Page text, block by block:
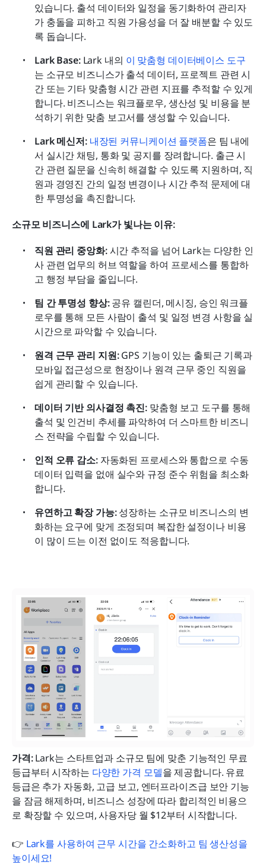
있습니다. 출석 데이터와 일정을 동기화하여 관리자
가 충돌을 피하고 직원 가용성을 더 잘 배분할 수 있도
록 돕습니다.
Lark Base: Lark 내의 이 맞춤형 데이터베이스 도구
는 소규모 비즈니스가 출석 데이터, 프로젝트 관련 시
간 또는 기타 맞춤형 시간 관련 지표를 추적할 수 있게
합니다. 비즈니스는 워크플로우, 생산성 및 비용을 분
석하기 위한 맞춤 보고서를 생성할 수 있습니다.
Lark 메신저: 내장된 커뮤니케이션 플랫폼은 팀 내에
서 실시간 채팅, 통화 및 공지를 장려합니다. 출근 시
간 관련 질문을 신속히 해결할 수 있도록 지원하며, 직
원과 경영진 간의 일정 변경이나 시간 추적 문제에 대
한 투명성을 촉진합니다.
소규모 비즈니스에 Lark가 빛나는 이유:
직원 관리 중앙화: 시간 추적을 넘어 Lark는 다양한 인
사 관련 업무의 허브 역할을 하여 프로세스를 통합하
고 행정 부담을 줄입니다.
팀 간 투명성 향상: 공유 캘린더, 메시징, 승인 워크플
로우를 통해 모든 사람이 출석 및 일정 변경 사항을 실
시간으로 파악할 수 있습니다.
원격 근무 관리 지원: GPS 기능이 있는 출퇴근 기록과
모바일 접근성으로 현장이나 원격 근무 중인 직원을
쉽게 관리할 수 있습니다.
데이터 기반 의사결정 촉진: 맞춤형 보고 도구를 통해
출석 및 인건비 추세를 파악하여 더 스마트한 비즈니
스 전략을 수립할 수 있습니다.
인적 오류 감소: 자동화된 프로세스와 통합으로 수동
데이터 입력을 없애 실수와 규정 준수 위험을 최소화
합니다.
유연하고 확장 가능: 성장하는 소규모 비즈니스의 변
화하는 요구에 맞게 조정되며 복잡한 설정이나 비용
이 많이 드는 이전 없이도 적응합니다.
가격: Lark는 스타트업과 소규모 팀에 맞춘 기능적인 무료
등급부터 시작하는 다양한 가격 모델을 제공합니다. 유료
등급은 추가 자동화, 고급 보고, 엔터프라이즈급 보안 기능
을 잠금 해제하며, 비즈니스 성장에 따라 합리적인 비용으
로 확장할 수 있으며, 사용자당 월 $12부터 시작합니다.
👉 Lark를 사용하여 근무 시간을 간소화하고 팀 생산성을
높이세요!